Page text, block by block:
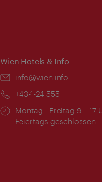
Wien Hotels & Info
Email:
info@wien.info
Telefon:
+43-1-24 555
Öffnungszeiten:
Montag - Freitag 9 – 17
Feiertags geschlossen